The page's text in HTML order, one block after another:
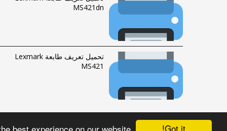
Got it!
best experience on our website
MS421dn
تحميل تعريف طابعة Lexmark
MS421